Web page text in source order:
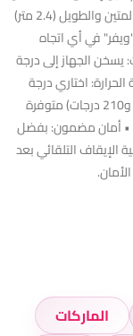
لكِ تموجات تدوم طويلًا. • سهولة الاستخدام: سلكه المتين والطويل (2.4 متر)
جهاز "ويفر" في أي اتجاه
يسخن الجهاز إلى درجة
في درجة الحرارة: اختاري درجة
الحرارة الأنسب لنوع شعركِ (14 مستوى حرارة بين 80 و210 درجات) متوفرة
• أمان مضمون: بفضل
الإيقاف التلقائي بعد
الماركات